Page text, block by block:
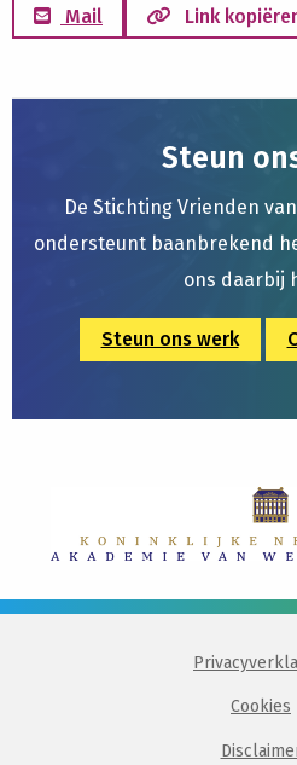
Mail
Link
Steun
De Stichting Vrienden
ondersteunt baanbrekend
ons daarbij
Steun ons werk
Cookies